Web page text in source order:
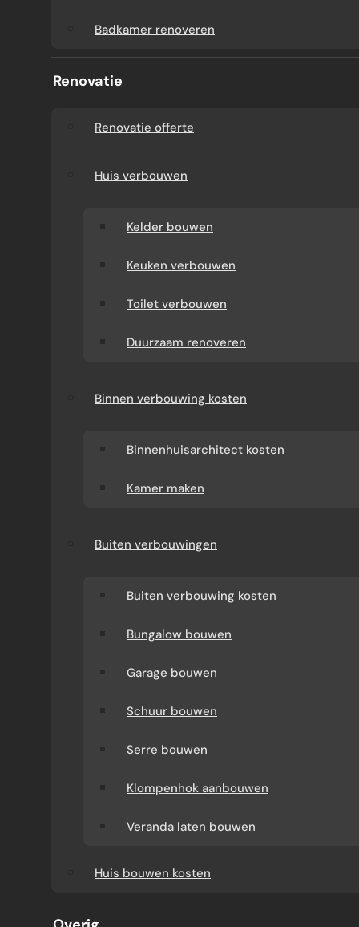
Badkamer renoveren
Renovatie
Renovatie offerte
Huis verbouwen
Kelder bouwen
Keuken verbouwen
Toilet verbouwen
Duurzaam renoveren
Binnen verbouwing kosten
Binnenhuisarchitect kosten
Kamer maken
Buiten verbouwingen
Buiten verbouwing kosten
Bungalow bouwen
Garage bouwen
Schuur bouwen
Serre bouwen
Klompenhok aanbouwen
Veranda laten bouwen
Huis bouwen kosten
WATERBESPARENDE
OPLOSSINGEN VOOR EEN